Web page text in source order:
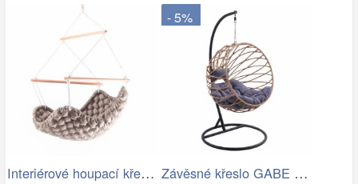
Interiérové houpací křeslo Swingy In…
- 5%
Závěsné křeslo GABE Tempo Kondela